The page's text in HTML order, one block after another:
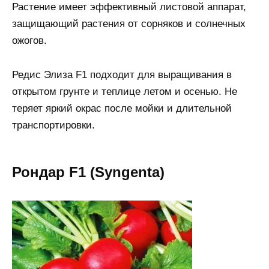
Растение имеет эффективный листовой аппарат,
защищающий растения от сорняков и солнечных
ожогов.
Редис Элиза F1 подходит для выращивания в
открытом грунте и теплице летом и осенью. Не
теряет яркий окрас после мойки и длительной
транспортировки.
Рондар F1 (Syngenta)